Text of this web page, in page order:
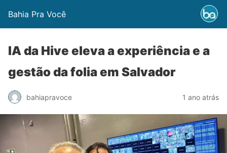
Bahia Pra Você
IA da Hive eleva a experiência e a
gestão da folia em Salvador
bahiapravoce 1 ano atrás